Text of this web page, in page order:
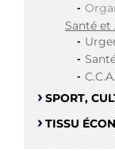
Santé et
SPORT,
TISSU